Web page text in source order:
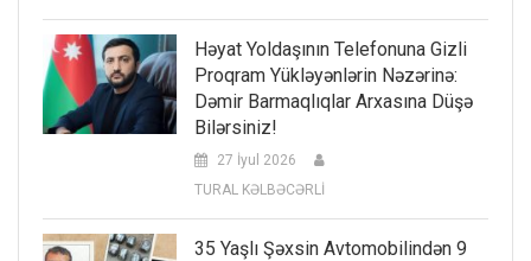
Həyat Yoldaşının Telefonuna Gizli
Proqram Yükləyənlərin Nəzərinə:
Dəmir Barmaqlıqlar Arxasına Düşə
Bilərsiniz!
27 İyul 2026
TURAL KƏLBƏCƏRLİ
35 Yaşlı Şəxsin Avtomobilindən 9